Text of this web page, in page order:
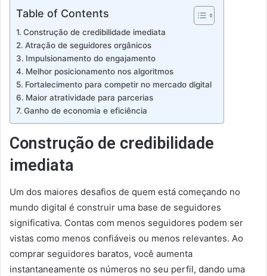
Table of Contents
Construção de credibilidade imediata
Atração de seguidores orgânicos
Impulsionamento do engajamento
Melhor posicionamento nos algoritmos
Fortalecimento para competir no mercado digital
Maior atratividade para parcerias
Ganho de economia e eficiência
Construção de credibilidade
imediata
Um dos maiores desafios de quem está começando no
mundo digital é construir uma base de seguidores
significativa. Contas com menos seguidores podem ser
vistas como menos confiáveis ou menos relevantes. Ao
comprar seguidores baratos, você aumenta
instantaneamente os números no seu perfil, dando uma